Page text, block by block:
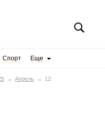
Спорт Еще
Апрель 12